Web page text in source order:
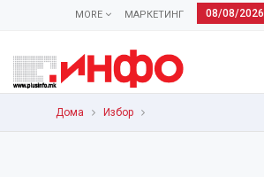
08/08/2026
МАРКЕТИНГ
MORE
Дома Избор